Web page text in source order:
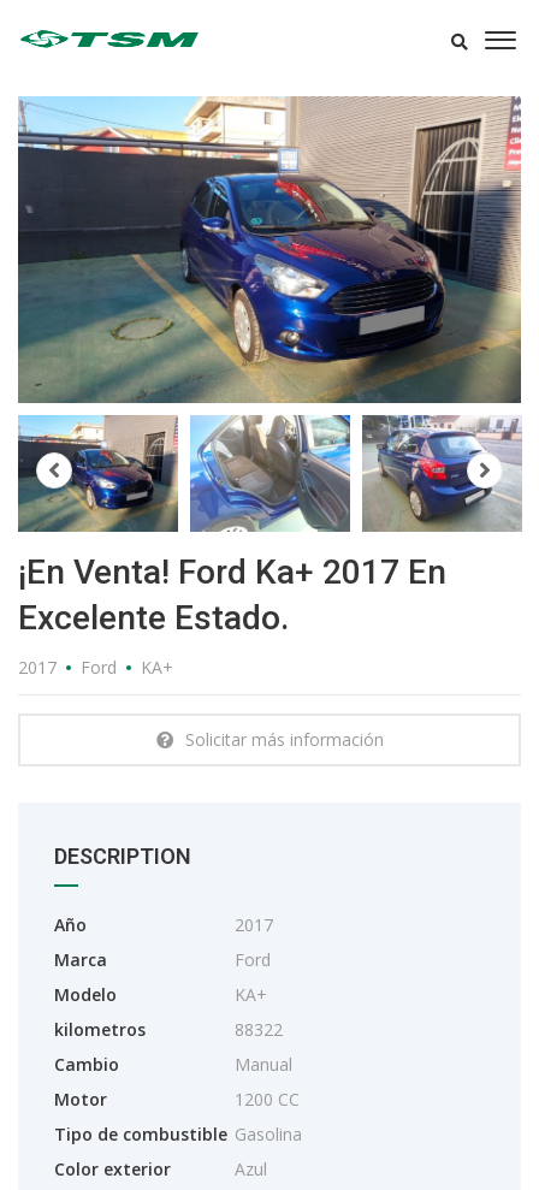
¡En Venta! Ford Ka+ 2017 En
Excelente Estado.
2017 Ford KA+
Solicitar más información
DESCRIPTION
Año
2017
Marca
Ford
Modelo
KA+
kilometros
88322
Cambio
Manual
Motor
1200 CC
Tipo de combustible Gasolina
Color exterior
Azul